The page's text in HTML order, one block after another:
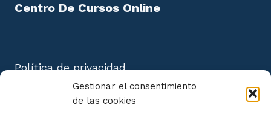
Gestionar el consentimiento
de las cookies
Centro De Cursos Online
Política de privacidad
Aviso Legal
Política de cookies